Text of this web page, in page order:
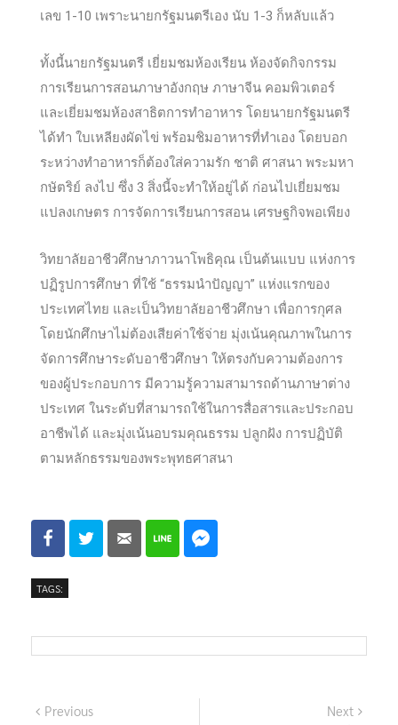
เลข 1-10 เพราะนายกรัฐมนตรีเอง นับ 1-3 ก็หลับแล้ว
ทั้งนี้นายกรัฐมนตรี เยี่ยมชมห้องเรียน ห้องจัดกิจกรรม
การเรียนการสอนภาษาอังกฤษ ภาษาจีน คอมพิวเตอร์
และเยี่ยมชมห้องสาธิตการทำอาหาร โดยนายกรัฐมนตรี
ได้ทำ ใบเหลียงผัดไข่ พร้อมชิมอาหารที่ทำเอง โดยบอก
ระหว่างทำอาหารก็ต้องใส่ความรัก ชาติ ศาสนา พระมหา
กษัตริย์ ลงไป ซึ่ง 3 สิ่งนี้จะทำให้อยู่ได้ ก่อนไปเยี่ยมชม
แปลงเกษตร การจัดการเรียนการสอน เศรษฐกิจพอเพียง
วิทยาลัยอาชีวศึกษาภาวนาโพธิคุณ เป็นต้นแบบ แห่งการ
ปฏิรูปการศึกษา ที่ใช้ “ธรรมนำปัญญา” แห่งแรกของ
ประเทศไทย และเป็นวิทยาลัยอาชีวศึกษา เพื่อการกุศล
โดยนักศึกษาไม่ต้องเสียค่าใช้จ่าย มุ่งเน้นคุณภาพในการ
จัดการศึกษาระดับอาชีวศึกษา ให้ตรงกับความต้องการ
ของผู้ประกอบการ มีความรู้ความสามารถด้านภาษาต่าง
ประเทศ ในระดับที่สามารถใช้ในการสื่อสารและประกอบ
อาชีพได้ และมุ่งเน้นอบรมคุณธรรม ปลูกฝัง การปฏิบัติ
ตามหลักธรรมของพระพุทธศาสนา
TAGS:
Previous Next